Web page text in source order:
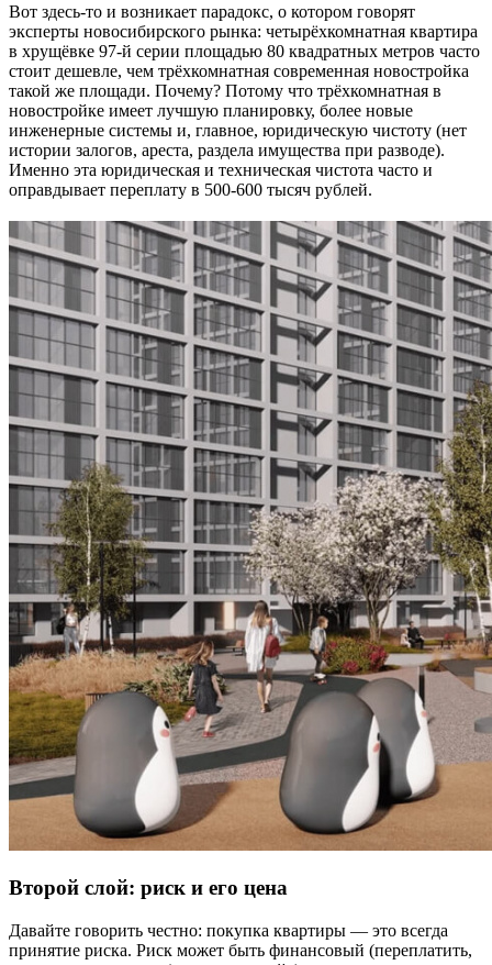
Вот здесь-то и возникает парадокс, о котором говорят
эксперты новосибирского рынка: четырёхкомнатная квартира
в хрущёвке 97-й серии площадью 80 квадратных метров часто
стоит дешевле, чем трёхкомнатная современная новостройка
такой же площади. Почему? Потому что трёхкомнатная в
новостройке имеет лучшую планировку, более новые
инженерные системы и, главное, юридическую чистоту (нет
истории залогов, ареста, раздела имущества при разводе).
Именно эта юридическая и техническая чистота часто и
оправдывает переплату в 500-600 тысяч рублей.
Второй слой: риск и его цена
Давайте говорить честно: покупка квартиры — это всегда
принятие риска. Риск может быть финансовый (переплатить,